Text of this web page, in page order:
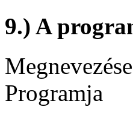
9.) A
Programja